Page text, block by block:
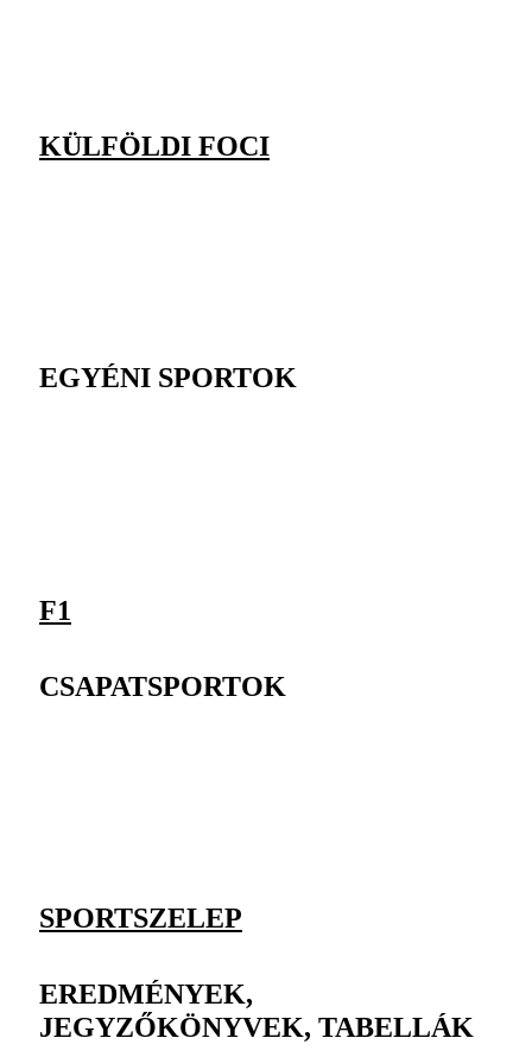
KÜLFÖLDI FOCI
EGYÉNI SPORTOK
F1
CSAPATSPORTOK
SPORTSZELEP
EREDMÉNYEK,
JEGYZŐKÖNYVEK, TABELLÁK